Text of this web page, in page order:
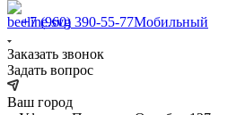
+7 (960) 390-55-77Мобильный
Заказать звонок
Задать вопрос
Ваш город